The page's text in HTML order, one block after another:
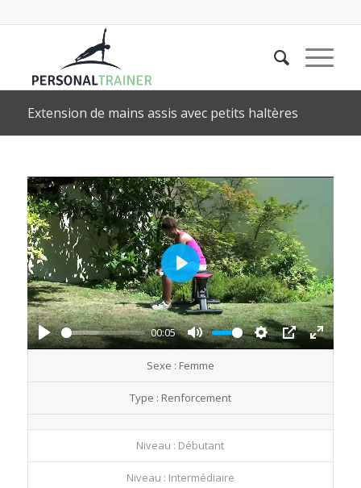
Extension de mains assis avec petits haltères
Play
00:05
Mute
Settings
PIP
Enter
Play
Sexe : Femme
Type : Renforcement
Niveau : Débutant
Niveau : Intermédiaire